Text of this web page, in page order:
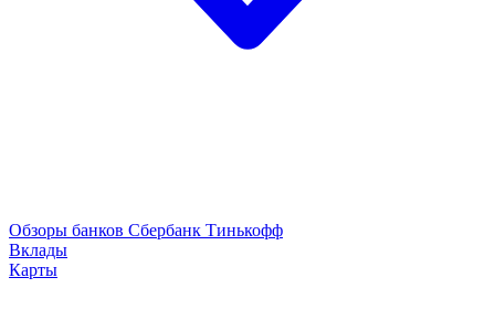
Обзоры банков Сбербанк Тинькофф
Вклады
Карты